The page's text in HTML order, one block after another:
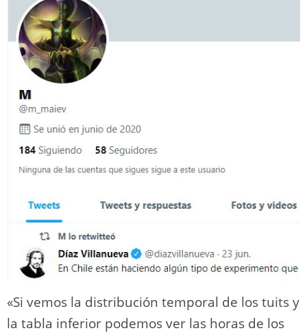
«Si vemos la distribución temporal de los tuits y
la tabla inferior podemos ver las horas de los